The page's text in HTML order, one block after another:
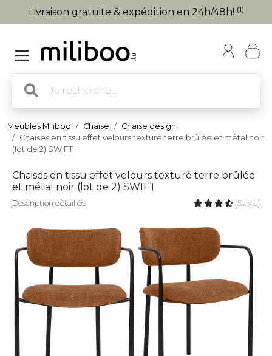
Livraison gratuite & expédition en 24h/48h! (1)
Meubles Miliboo Chaise
Chaise design
Chaises en tissu effet velours texturé terre brûlée et métal noir
(lot de 2) SWIFT
Chaises en tissu effet velours texturé terre brûlée
et métal noir (lot de 2) SWIFT
Description détaillée (5 avis)